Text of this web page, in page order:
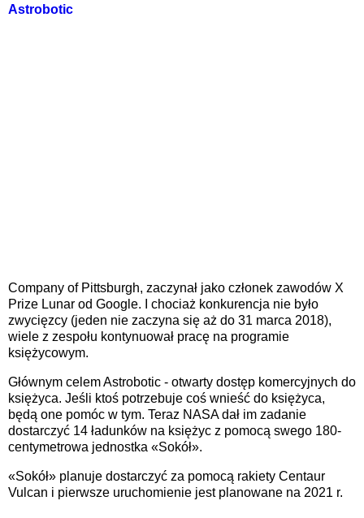
Astrobotic
Company of Pittsburgh, zaczynał jako członek zawodów X
Prize Lunar od Google. I chociaż konkurencja nie było
zwycięzcy (jeden nie zaczyna się aż do 31 marca 2018),
wiele z zespołu kontynuował pracę na programie
księżycowym.
Głównym celem Astrobotic - otwarty dostęp komercyjnych do
księżyca. Jeśli ktoś potrzebuje coś wnieść do księżyca,
będą one pomóc w tym. Teraz NASA dał im zadanie
dostarczyć 14 ładunków na księżyc z pomocą swego 180-
centymetrowa jednostka «Sokół».
«Sokół» planuje dostarczyć za pomocą rakiety Centaur
Vulcan i pierwsze uruchomienie jest planowane na 2021 r.